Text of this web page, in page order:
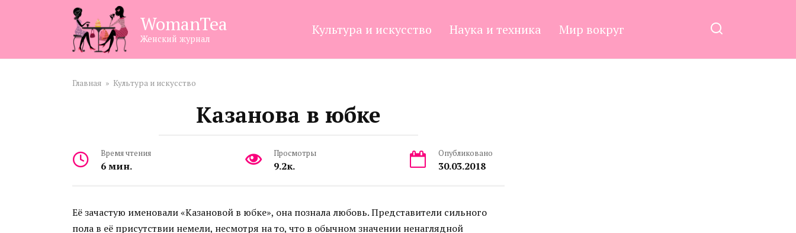
WomanTea
Женский журнал
Культура и искусство Наука и техника Мир вокруг
Главная » Культура и искусство
Казанова в юбке
Время чтения
6 мин.
Просмотры
9.2к.
Опубликовано
30.03.2018
Её зачастую именовали «Казановой в юбке», она познала любовь. Представители сильного
пола в её присутствии немели, несмотря на то, что в обычном значении ненаглядной